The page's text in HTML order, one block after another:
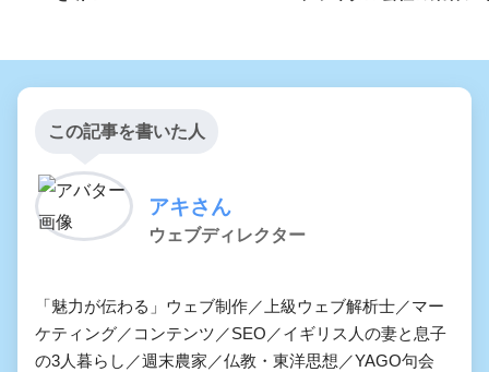
この記事を書いた人
アキさん
ウェブディレクター
「魅力が伝わる」ウェブ制作／上級ウェブ解析士／マー
ケティング／コンテンツ／SEO／イギリス人の妻と息子
の3人暮らし／週末農家／仏教・東洋思想／YAGO句会